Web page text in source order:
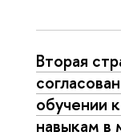
Вторая
обучении
навыкам в